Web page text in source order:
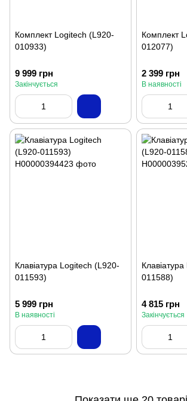
Комплект Logitech (L920-
010933)
9 999 грн
Закінчується
Комплект
012077)
2 399 грн
В наявності
Клавіатура Logitech (L920-
011593)
5 999 грн
В наявності
011588)
4 815 грн
Закінчується